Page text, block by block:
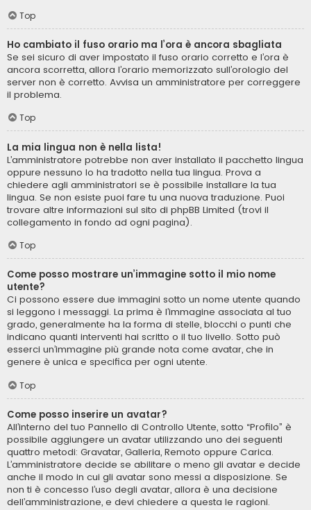
Top
Ho cambiato il fuso orario ma l’ora è ancora sbagliata
Se sei sicuro di aver impostato il fuso orario corretto e l’ora è
ancora scorretta, allora l’orario memorizzato sull’orologio del
server non è corretto. Avvisa un amministratore per correggere
il problema.
Top
La mia lingua non è nella lista!
L’amministratore potrebbe non aver installato il pacchetto lingua
oppure nessuno lo ha tradotto nella tua lingua. Prova a
chiedere agli amministratori se è possibile installare la tua
lingua. Se non esiste puoi fare tu una nuova traduzione. Puoi
trovare altre informazioni sul sito di phpBB Limited (trovi il
collegamento in fondo ad ogni pagina).
Top
Come posso mostrare un’immagine sotto il mio nome
utente?
Ci possono essere due immagini sotto un nome utente quando
si leggono i messaggi. La prima è l’immagine associata al tuo
grado, generalmente ha la forma di stelle, blocchi o punti che
indicano quanti interventi hai scritto o il tuo livello. Sotto può
esserci un’immagine più grande nota come avatar, che in
genere è unica e specifica per ogni utente.
Top
Come posso inserire un avatar?
All’interno del tuo Pannello di Controllo Utente, sotto “Profilo” è
possibile aggiungere un avatar utilizzando uno dei seguenti
quattro metodi: Gravatar, Galleria, Remoto oppure Carica.
L’amministratore decide se abilitare o meno gli avatar e decide
anche il modo in cui gli avatar sono messi a disposizione. Se
non ti è concesso l’uso degli avatar, allora è una decisione
dell’amministrazione, e devi chiedere a questa le ragioni.